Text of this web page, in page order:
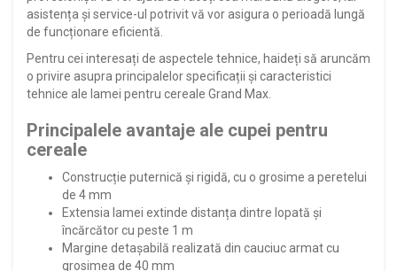
asistența și service-ul potrivit vă vor asigura o perioadă lungă
de funcționare eficientă.
Pentru cei interesați de aspectele tehnice, haideți să aruncăm
o privire asupra principalelor specificații și caracteristici
tehnice ale lamei pentru cereale Grand Max.
Principalele avantaje ale cupei pentru
cereale
Construcție puternică și rigidă, cu o grosime a peretelui
de 4 mm
Extensia lamei extinde distanța dintre lopată și
încărcător cu peste 1 m
Margine detașabilă realizată din cauciuc armat cu
grosimea de 40 mm